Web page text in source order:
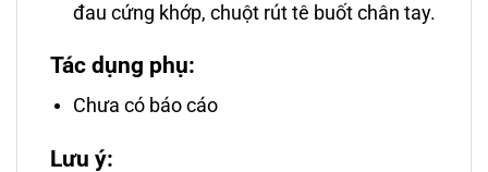
đau cứng khớp, chuột rút tê buốt chân tay.
Tác dụng phụ:
Chưa có báo cáo
Lưu ý: